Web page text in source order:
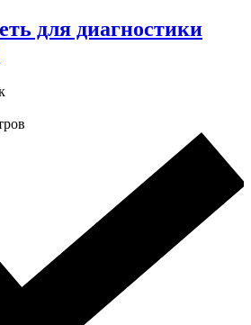
для диагностики